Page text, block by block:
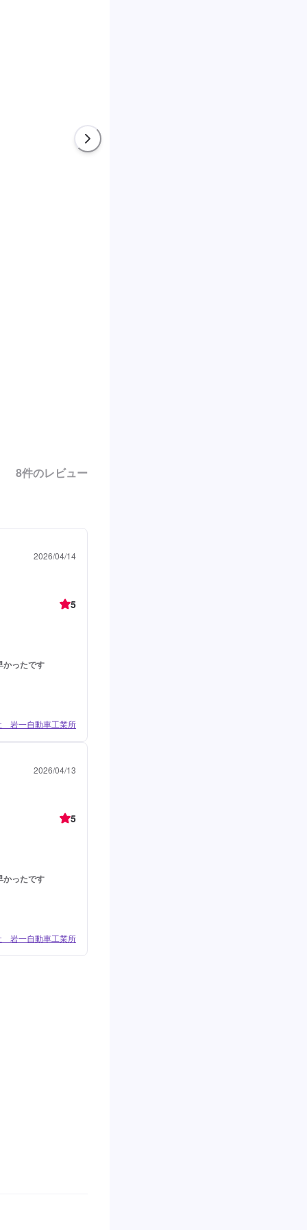
8件のレビュー
2026/04/14
5
かったです
岩一自動車工業所
2026/04/13
5
かったです
岩一自動車工業所